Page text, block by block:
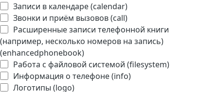
Записи в календаре (calendar)
Звонки и приём вызовов (call)
Расширенные записи телефонной книги
(например, несколько номеров на запись)
(enhancedphonebook)
Работа с файловой системой (filesystem)
Информация о телефоне (info)
Логотипы (logo)